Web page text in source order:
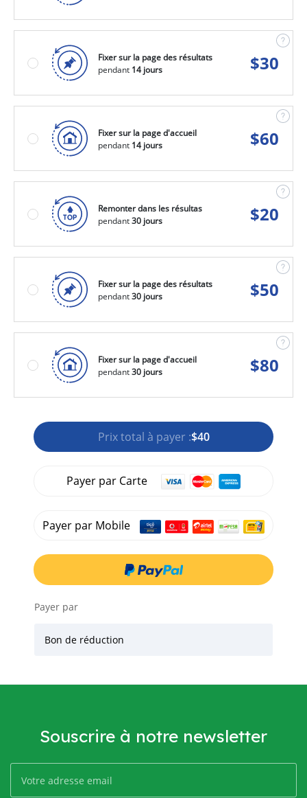
Fixer sur la page des résultats
pendant 14 jours $30
Fixer sur la page d'accueil
pendant 14 jours $60
Remonter dans les résultas
pendant30 jours $20
Fixer sur la page des résultats
pendant30 jours $50
Fixer sur la page d'accueil
pendant30 jours $80
Prix total à payer :$40
Payer par Carte
Payer par Mobile
Payer par
Bon de réduction
Souscrire à notre newsletter